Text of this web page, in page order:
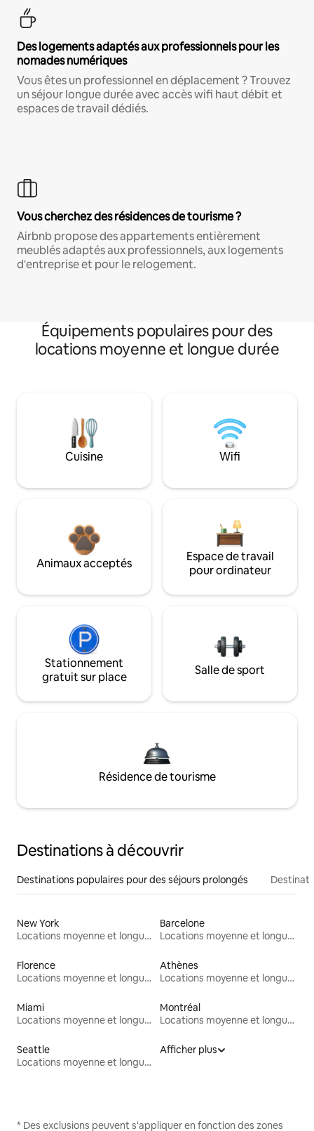
Des logements adaptés aux professionnels pour les
nomades numériques
Vous êtes un professionnel en déplacement ? Trouvez
un séjour longue durée avec accès wifi haut débit et
espaces de travail dédiés.
Vous cherchez des résidences de tourisme ?
Airbnb propose des appartements entièrement
meublés adaptés aux professionnels, aux logements
d'entreprise et pour le relogement.
Équipements populaires pour des
locations moyenne et longue durée
Cuisine Wifi
Animaux acceptés
Espace de travail
pour ordinateur
Stationnement
gratuit sur place
Salle de sport
Résidence de tourisme
Destinations à découvrir
Destinations populaires pour des séjours prolongés
New York
Locations moyenne et longue durée
Barcelone
Locations moyenne et longue durée
Florence
Locations moyenne et longue durée
Athènes
Locations moyenne et longue durée
Miami
Locations moyenne et longue durée
Montréal
Locations moyenne et longue durée
Seattle
Locations moyenne et longue durée
Afficher plus
* Des exclusions peuvent s'appliquer en fonction des zones